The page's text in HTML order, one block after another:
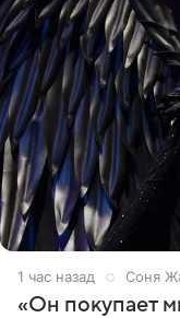
1 час назад Соня
«Он покупает